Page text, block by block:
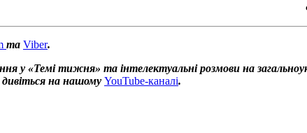
та Viber.
у «Темі тижня» та інтелектуальні розмови на
дивіться на нашому YouTube-каналі.